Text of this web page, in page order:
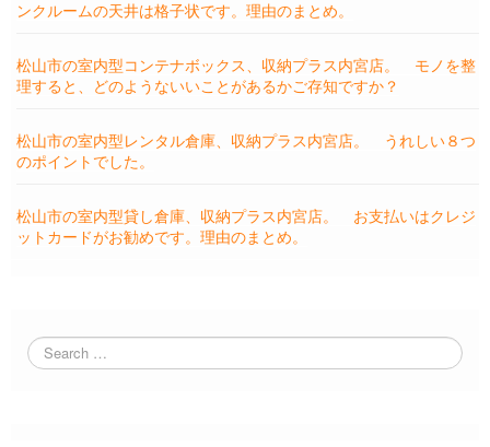
ンクルームの天井は格子状です。理由のまとめ。
松山市の室内型コンテナボックス、収納プラス内宮店。 モノを整
理すると、どのようないいことがあるかご存知ですか？
松山市の室内型レンタル倉庫、収納プラス内宮店。 うれしい８つ
のポイントでした。
松山市の室内型貸し倉庫、収納プラス内宮店。 お支払いはクレジ
ットカードがお勧めです。理由のまとめ。